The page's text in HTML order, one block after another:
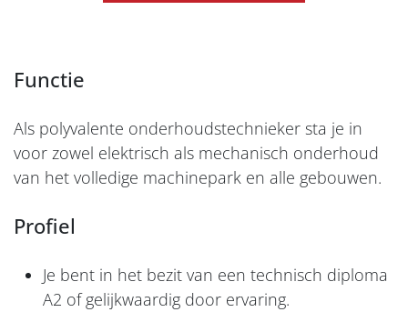
Functie
Als polyvalente onderhoudstechnieker sta je in
voor zowel elektrisch als mechanisch onderhoud
van het volledige machinepark en alle gebouwen.
Profiel
Je bent in het bezit van een technisch diploma
A2 of gelijkwaardig door ervaring.